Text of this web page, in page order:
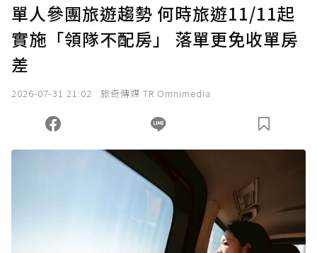
確認送出
您當前剩餘 U 利點數：0點；前往 購買點數
單人參團旅遊趨勢 何時旅遊11/11起
實施「領隊不配房」 落單更免收單房
差
2026-07-31 21:02 旅奇傳媒 TR Omnimedia